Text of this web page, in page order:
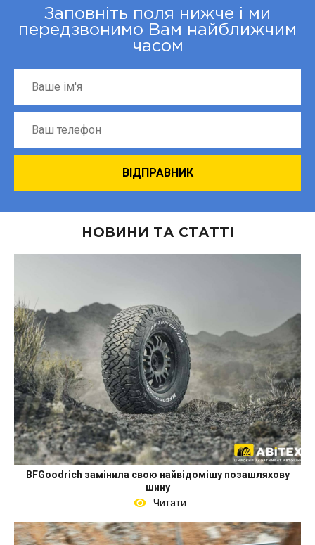
Заповніть поля нижче і ми
передзвонимо Вам найближчим
часом
НОВИНИ ТА СТАТТІ
BFGoodrich замінила свою найвідомішу позашляхову
шину
Читати